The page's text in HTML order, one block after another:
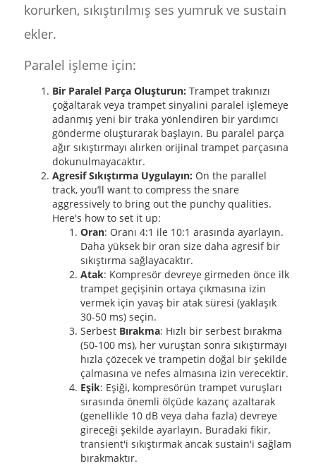
korurken, sıkıştırılmış ses yumruk ve sustain
ekler.
Paralel işleme için:
Bir Paralel Parça Oluşturun: Trampet trakınızı
çoğaltarak veya trampet sinyalini paralel işlemeye
adanmış yeni bir traka yönlendiren bir yardımcı
gönderme oluşturarak başlayın. Bu paralel parça
ağır sıkıştırmayı alırken orijinal trampet parçasına
dokunulmayacaktır.
Agresif Sıkıştırma Uygulayın: On the parallel
track, you’ll want to compress the snare
aggressively to bring out the punchy qualities.
Here's how to set it up:
Oran: Oranı 4:1 ile 10:1 arasında ayarlayın.
Daha yüksek bir oran size daha agresif bir
sıkıştırma sağlayacaktır.
Atak: Kompresör devreye girmeden önce ilk
trampet geçişinin ortaya çıkmasına izin
vermek için yavaş bir atak süresi (yaklaşık
30-50 ms) seçin.
Serbest Bırakma: Hızlı bir serbest bırakma
(50-100 ms), her vuruştan sonra sıkıştırmayı
hızla çözecek ve trampetin doğal bir şekilde
çalmasına ve nefes almasına izin verecektir.
Eşik: Eşiği, kompresörün trampet vuruşları
sırasında önemli ölçüde kazanç azaltarak
(genellikle 10 dB veya daha fazla) devreye
gireceği şekilde ayarlayın. Buradaki fikir,
transient'i sıkıştırmak ancak sustain'i sağlam
bırakmaktır.